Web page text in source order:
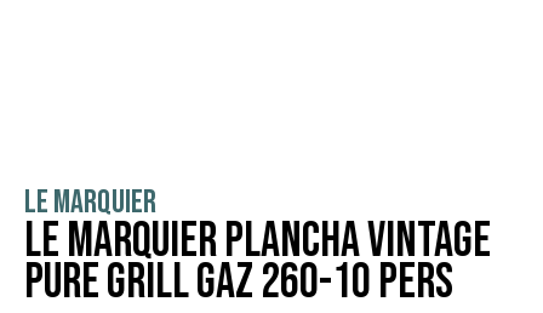
LE MARQUIER
Le Marquier Plancha Vintage
Pure Grill Gaz 260-10 pers